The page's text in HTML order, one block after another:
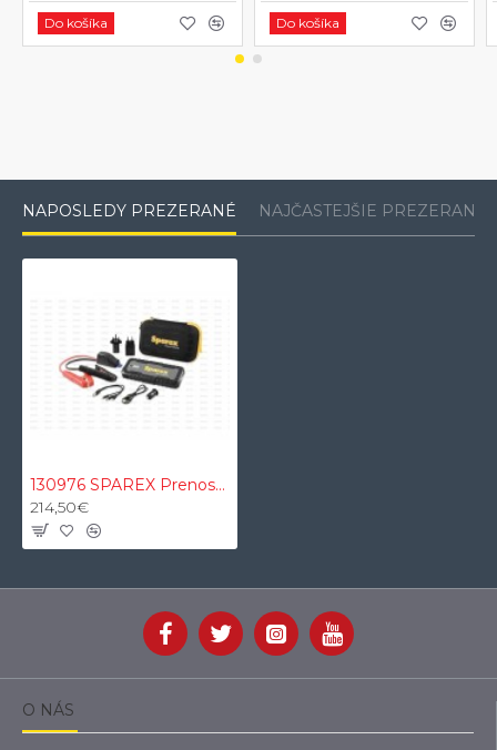
Do košíka Do košíka
NAPOSLEDY PREZERANÉ NAJČASTEJŠIE PREZERANÉ
130976 SPAREX Prenosný štartovací booster 12V
214,50€
O NÁS